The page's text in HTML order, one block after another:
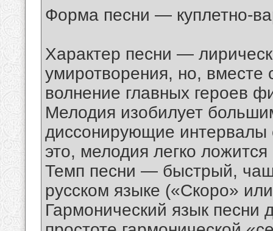
Форма песни — куплетно-
Характер песни —
умиротворения, но,
волнение главных героев
Мелодия изобилует
диссонирующие интервалы
это, мелодия легко ложится
Темп песни — быстрый,
русском языке («Скоро»
Гармонический язык песни